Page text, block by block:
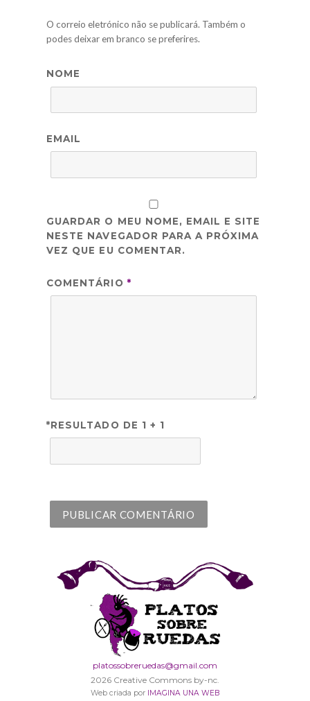
O correio eletrónico não se publicará. Também o
podes deixar em branco se preferires.
NOME
EMAIL
GUARDAR O MEU NOME, EMAIL E SITE
NESTE NAVEGADOR PARA A PRÓXIMA
VEZ QUE EU COMENTAR.
COMENTÁRIO *
*RESULTADO DE 1 + 1
platossobreruedas@gmail.com
2026 Creative Commons by-nc.
Web criada por IMAGINA UNA WEB